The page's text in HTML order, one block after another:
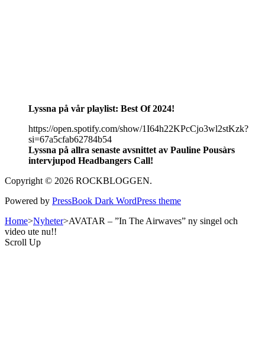
Lyssna på vår playlist: Best Of 2024!
https://open.spotify.com/show/1I64h22KPcCjo3wl2stKzk?
si=67a5cfab62784b54
Lyssna på allra senaste avsnittet av Pauline Pousàrs
intervjupod Headbangers Call!
Copyright © 2026 ROCKBLOGGEN.
Powered by PressBook Dark WordPress theme
Home>Nyheter>AVATAR – ”In The Airwaves” ny singel och
video ute nu!!
Scroll Up